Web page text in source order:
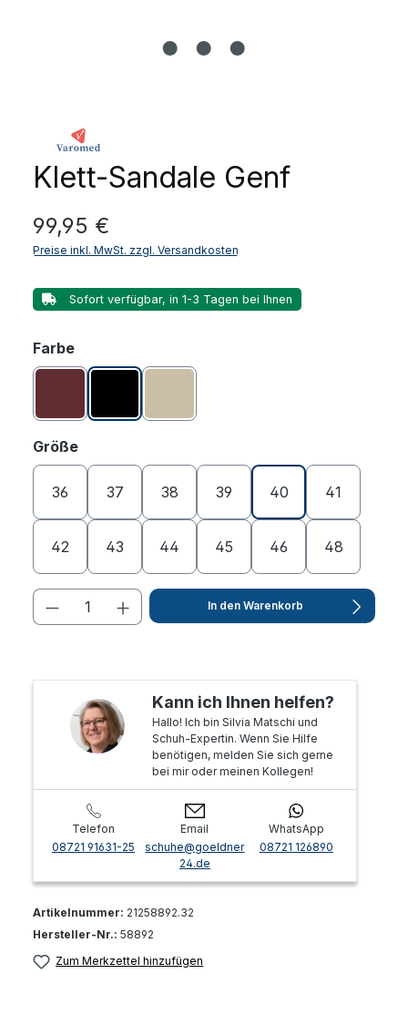
Klett-Sandale Genf
Regulärer Preis:
99,95 €
Preise inkl. MwSt. zzgl. Versandkosten
Sofort verfügbar, in 1-3 Tagen bei Ihnen
Farbeauswählen
Größeauswählen
36 37 38 39 40 41
42 43 44 45 46 48
In den Warenkorb
Kann ich Ihnen helfen?
Hallo! Ich bin Silvia Matschi und
Schuh-Expertin. Wenn Sie Hilfe
benötigen, melden Sie sich gerne
bei mir oder meinen Kollegen!
Telefon
08721 91631-25
Email
schuhe@goeldner
24.de
WhatsApp
08721 126890
Artikelnummer: 21258892.32
Hersteller-Nr.: 58892
Zum Merkzettel hinzufügen